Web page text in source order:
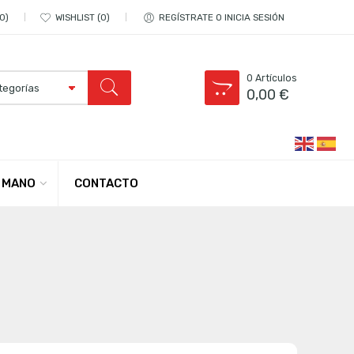
0 WISHLIST 0 REGÍSTRATE O INICIA SESIÓN
0 Artículos
0,00€
CONTACTO